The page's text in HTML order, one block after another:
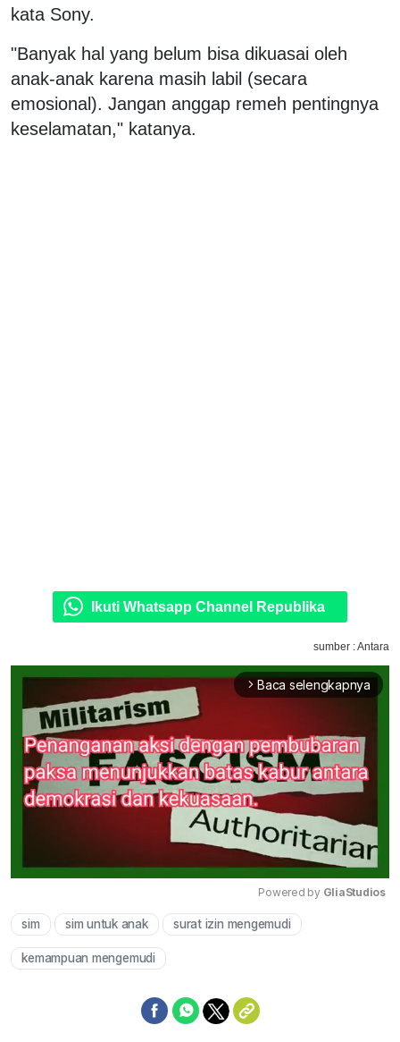
kata Sony.
"Banyak hal yang belum bisa dikuasai oleh
anak-anak karena masih labil (secara
emosional). Jangan anggap remeh pentingnya
keselamatan," katanya.
Ikuti Whatsapp Channel Republika
sumber : Antara
arrow_forward_ios Baca selengkapnya
Powered by GliaStudios
sim sim untuk anak surat izin mengemudi
kemampuan mengemudi